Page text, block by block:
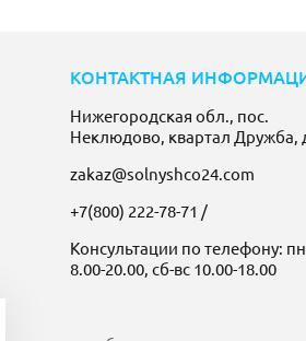
КОНТАКТНАЯ
Нижегородская обл., пос.
Неклюдово, квартал Дружба,
zakaz@solnyshco24.com
+7(800) 222-78-71 /
Консультации по телефону:
8.00-20.00, сб-вс 10.00-18.00